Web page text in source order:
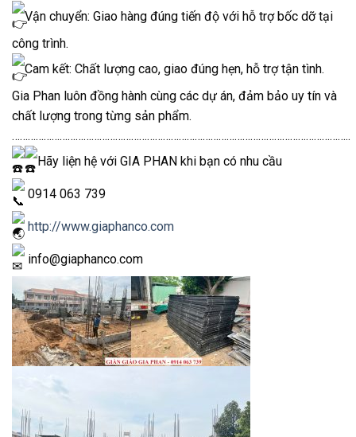
Vận chuyển: Giao hàng đúng tiến độ với hỗ trợ bốc dỡ tại
công trình.
Cam kết: Chất lượng cao, giao đúng hẹn, hỗ trợ tận tình.
Gia Phan luôn đồng hành cùng các dự án, đảm bảo uy tín và
chất lượng trong từng sản phẩm.
………………………………………………………………………………………………………………..
Hãy liện hệ với GIA PHAN khi bạn có nhu cầu
0914 063 739
http://www.giaphanco.com
info@giaphanco.com